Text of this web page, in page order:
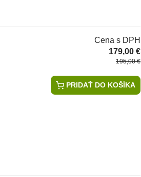
Cena s DPH
179,00 €
195,00 €
PRIDAŤ DO KOŠÍKA